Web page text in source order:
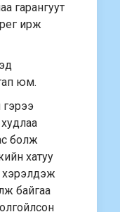
гарангуут
ирж
юм.
болж
хатуу
байгаа